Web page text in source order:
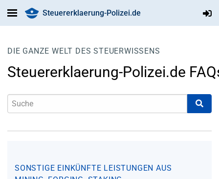
Steuererklaerung-Polizei.de
DIE GANZE WELT DES STEUERWISSENS
Steuererklaerung-Polizei.de
SONSTIGE EINKÜNFTE LEISTUNGEN AUS